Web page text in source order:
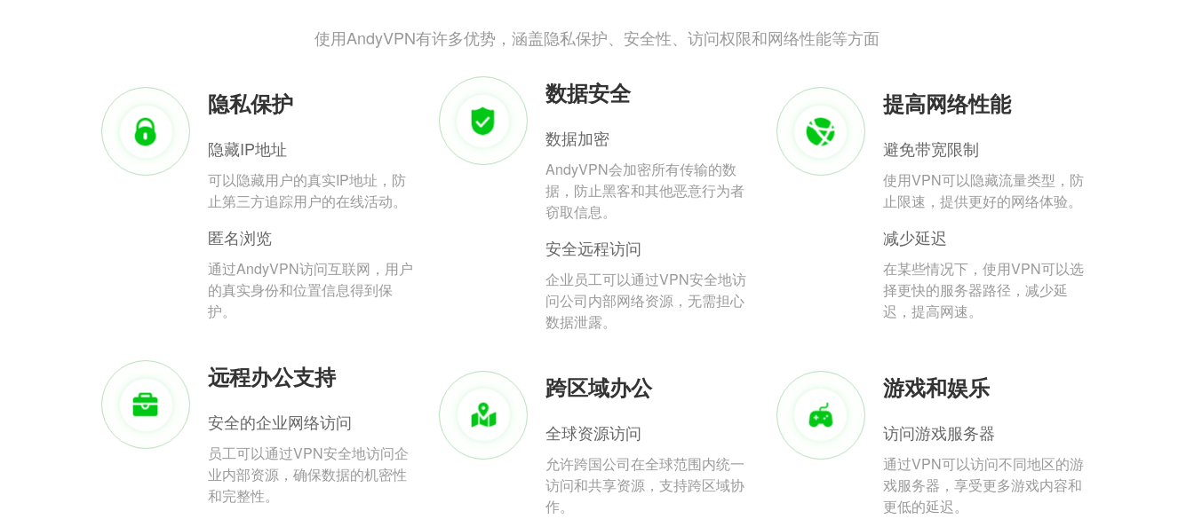
使用AndyVPN有许多优势，涵盖隐私保护、安全性、访问权限和网络性能等方面
隐私保护
隐藏IP地址
可以隐藏用户的真实IP地址，防
止第三方追踪用户的在线活动。
匿名浏览
通过AndyVPN访问互联网，用户
的真实身份和位置信息得到保
护。
数据安全
数据加密
AndyVPN会加密所有传输的数
据，防止黑客和其他恶意行为者
窃取信息。
安全远程访问
企业员工可以通过VPN安全地访
问公司内部网络资源，无需担心
数据泄露。
提高网络性能
避免带宽限制
使用VPN可以隐藏流量类型，防
止限速，提供更好的网络体验。
减少延迟
在某些情况下，使用VPN可以选
择更快的服务器路径，减少延
迟，提高网速。
远程办公支持
安全的企业网络访问
员工可以通过VPN安全地访问企
业内部资源，确保数据的机密性
和完整性。
跨区域办公
全球资源访问
允许跨国公司在全球范围内统一
访问和共享资源，支持跨区域协
作。
游戏和娱乐
访问游戏服务器
通过VPN可以访问不同地区的游
戏服务器，享受更多游戏内容和
更低的延迟。